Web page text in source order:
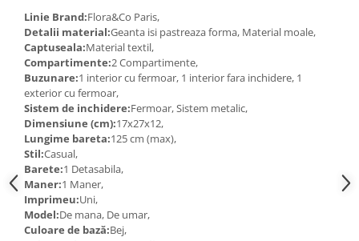
Linie Brand:Flora&Co Paris,
Detalii material:Geanta isi pastreaza forma, Material moale,
Captuseala:Material textil,
Compartimente:2 Compartimente,
Buzunare:1 interior cu fermoar, 1 interior fara inchidere, 1
exterior cu fermoar,
Sistem de inchidere:Fermoar, Sistem metalic,
Dimensiune (cm):17x27x12,
Lungime bareta:125 cm (max),
Stil:Casual,
Barete:1 Detasabila,
Maner:1 Maner,
Imprimeu:Uni,
Model:De mana, De umar,
Culoare de bază:Bej,